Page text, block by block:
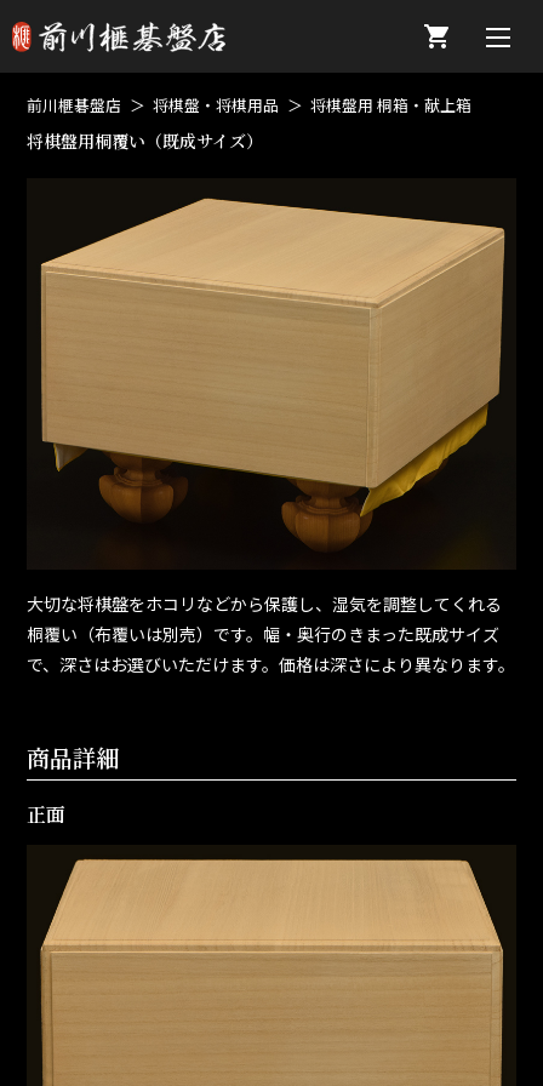
前川榧碁盤店 将棋盤・将棋用品 将棋盤用 桐箱・献上箱
将棋盤用桐覆い（既成サイズ）
大切な将棋盤をホコリなどから保護し、湿気を調整してくれる
桐覆い（布覆いは別売）です。幅・奥行のきまった既成サイズ
で、深さはお選びいただけます。価格は深さにより異なります。
商品詳細
正面